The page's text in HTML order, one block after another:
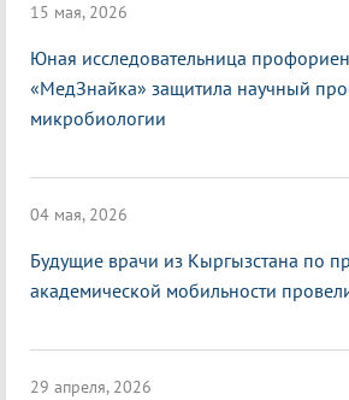
15 мая, 2026
Юная исследовательница
«МедЗнайка» защитила научный
микробиологии
04 мая, 2026
Будущие врачи из Кыргызстана по
академической мобильности
29 апреля, 2026